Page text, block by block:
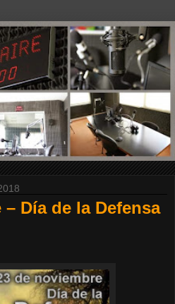
Día de la Defensa